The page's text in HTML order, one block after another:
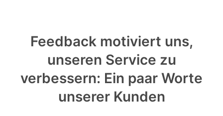
Feedback motiviert uns,
unseren Service zu
verbessern: Ein paar Worte
unserer Kunden